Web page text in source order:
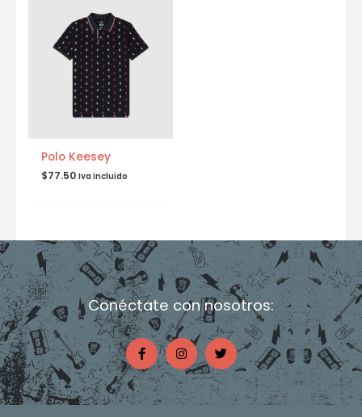
Polo Keesey
$77.50 Iva incluido
Conéctate con nosotros:
F
a
c
e
b
o
o
I
n
s
t
a
g
r
T
w
i
t
t
e